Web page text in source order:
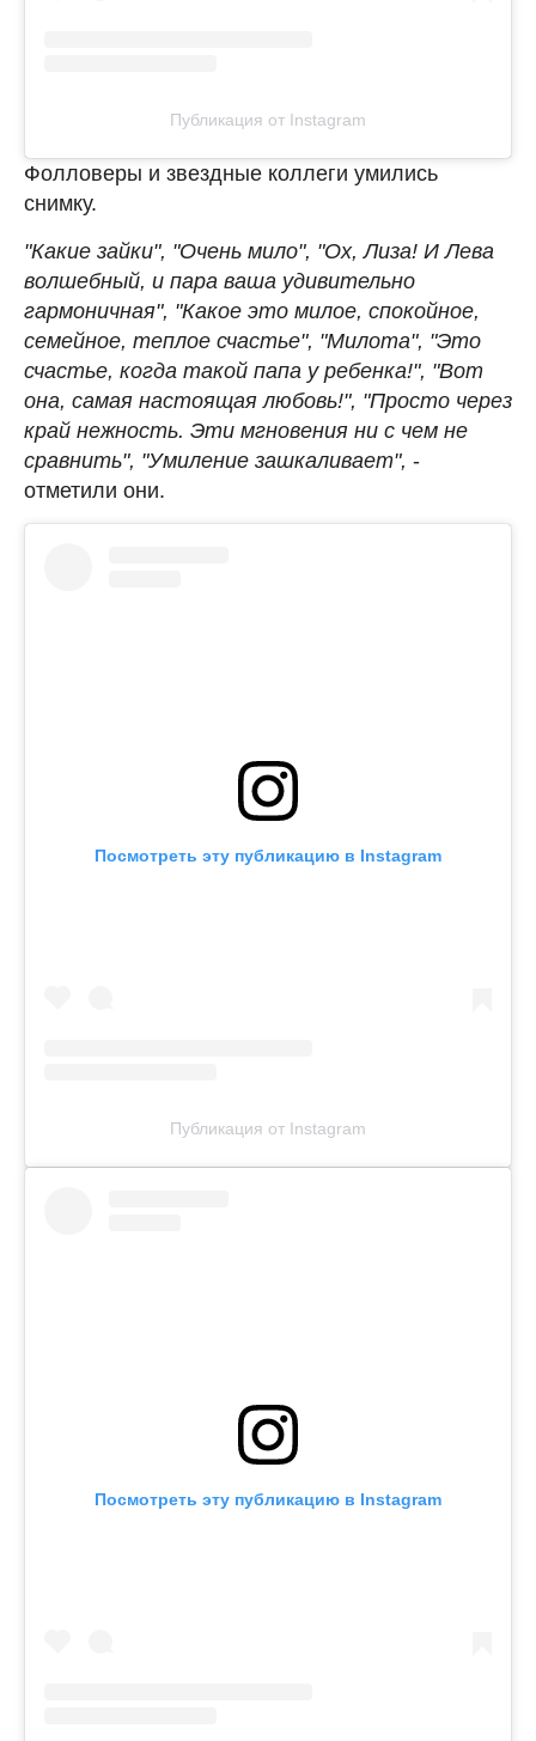
Публикация от Instagram
Фолловеры и звездные коллеги умились
снимку.
"Какие зайки", "Очень мило", "Ох, Лиза! И Лева
волшебный, и пара ваша удивительно
гармоничная", "Какое это милое, спокойное,
семейное, теплое счастье", "Милота", "Это
счастье, когда такой папа у ребенка!", "Вот
она, самая настоящая любовь!", "Просто через
край нежность. Эти мгновения ни с чем не
сравнить", "Умиление зашкаливает", -
отметили они.
Посмотреть эту публикацию в Instagram
Публикация от Instagram
Посмотреть эту публикацию в Instagram